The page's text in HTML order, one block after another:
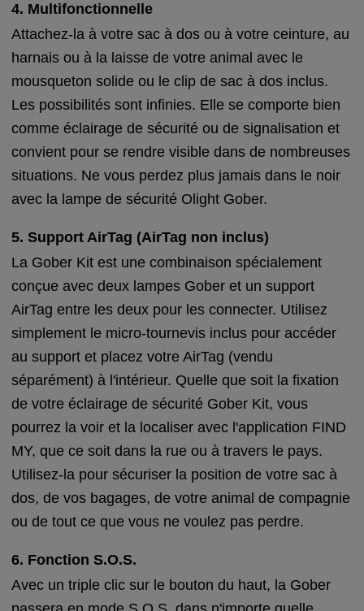
4. Multifonctionnelle
Attachez-la à votre sac à dos ou à votre ceinture, au
harnais ou à la laisse de votre animal avec le
mousqueton solide ou le clip de sac à dos inclus.
Les possibilités sont infinies. Elle se comporte bien
comme éclairage de sécurité ou de signalisation et
convient pour se rendre visible dans de nombreuses
situations. Ne vous perdez plus jamais dans le noir
avec la lampe de sécurité Olight Gober.
5. Support AirTag (AirTag non inclus)
La Gober Kit est une combinaison spécialement
conçue avec deux lampes Gober et un support
AirTag entre les deux pour les connecter. Utilisez
simplement le micro-tournevis inclus pour accéder
au support et placez votre AirTag (vendu
séparément) à l'intérieur. Quelle que soit la fixation
de votre éclairage de sécurité Gober Kit, vous
pourrez la voir et la localiser avec l'application FIND
MY, que ce soit dans la rue ou à travers le pays.
Utilisez-la pour sécuriser la position de votre sac à
dos, de vos bagages, de votre animal de compagnie
ou de tout ce que vous ne voulez pas perdre.
6. Fonction S.O.S.
Avec un triple clic sur le bouton du haut, la Gober